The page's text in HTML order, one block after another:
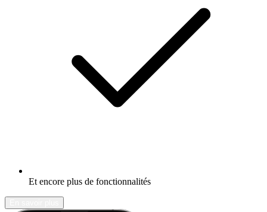
Et encore plus de fonctionnalités